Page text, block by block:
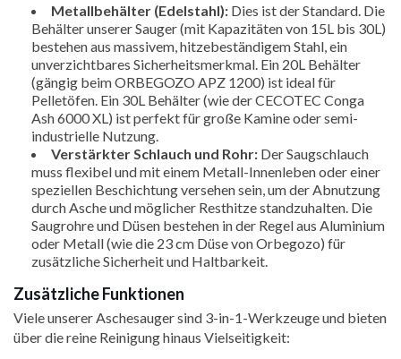
Metallbehälter (Edelstahl): Dies ist der Standard. Die
Behälter unserer Sauger (mit Kapazitäten von 15L bis 30L)
bestehen aus massivem, hitzebeständigem Stahl, ein
unverzichtbares Sicherheitsmerkmal. Ein 20L Behälter
(gängig beim ORBEGOZO APZ 1200) ist ideal für
Pelletöfen. Ein 30L Behälter (wie der CECOTEC Conga
Ash 6000 XL) ist perfekt für große Kamine oder semi-
industrielle Nutzung.
Verstärkter Schlauch und Rohr: Der Saugschlauch
muss flexibel und mit einem Metall-Innenleben oder einer
speziellen Beschichtung versehen sein, um der Abnutzung
durch Asche und möglicher Resthitze standzuhalten. Die
Saugrohre und Düsen bestehen in der Regel aus Aluminium
oder Metall (wie die 23 cm Düse von Orbegozo) für
zusätzliche Sicherheit und Haltbarkeit.
Zusätzliche Funktionen
Viele unserer Aschesauger sind 3-in-1-Werkzeuge und bieten
über die reine Reinigung hinaus Vielseitigkeit: